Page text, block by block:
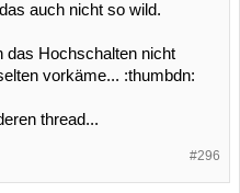
auch nicht so wild.
das Hochschalten nicht
vorkäme... :thumbdn:
thread...
#296